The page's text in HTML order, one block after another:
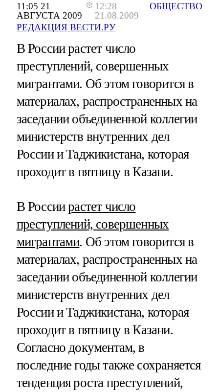
11:05 21
АВГУСТА 2009
12:28
21.08.2009
РЕДАКЦИЯ ВЕСТИ.РУ
ОБЩЕСТВО
В России растет число
преступлений, совершенных
мигрантами. Об этом говорится в
материалах, распространенных на
заседании объединенной коллегии
министерств внутренних дел
России и Таджикистана, которая
проходит в пятницу в Казани.
В Россиирастет число
преступлений, совершенных
мигрантами. Об этом говорится в
материалах, распространенных на
заседании объединенной коллегии
министерств внутренних дел
России и Таджикистана, которая
проходит в пятницу в Казани.
Согласно документам, в
последние годы также сохраняется
тенденция роста преступлений,